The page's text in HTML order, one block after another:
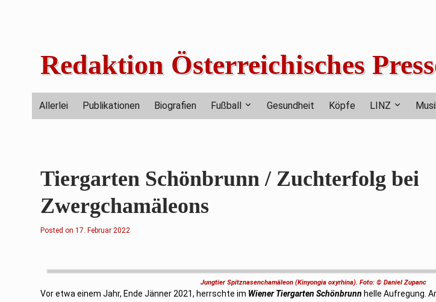
Redaktion Österreichisches
Allerlei Publikationen Biografien Fußball Gesundheit Köpfe LINZ
Tiergarten Schönbrunn / Zuchterfolg bei
Zwergchamäleons
Posted on1
b
a
17. Februar 2022
Jungtier Spitznasenchamäleon (Kinyongia oxyrhina). Foto: © Daniel Zupanc
Vor etwa einem Jahr, Ende Jänner 2021, herrschte im Wiener Tiergarten Schönbrunn helle Aufregung.